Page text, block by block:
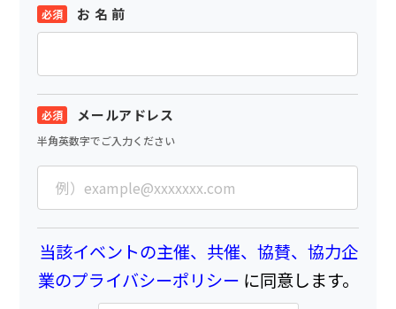
お 名 前
メールアドレス
半角英数字でご入力ください
当該イベントの主催、共催、協賛、協力企
業のプライバシーポリシー に同意します。